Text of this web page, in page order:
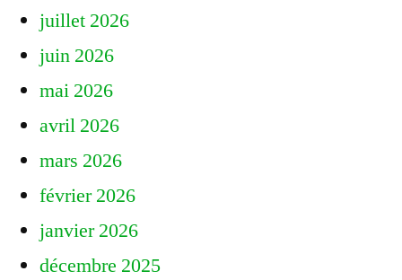
juillet 2026
juin 2026
mai 2026
avril 2026
mars 2026
février 2026
janvier 2026
décembre 2025